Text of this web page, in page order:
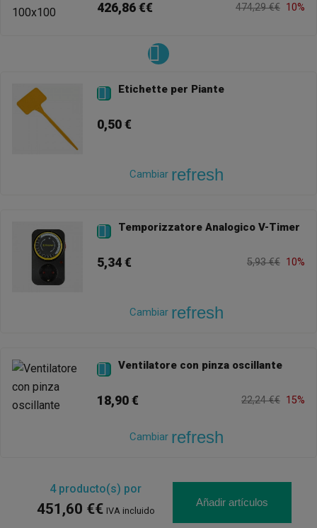
426,86 €€ 474,29 €€ 10%
 Etichette per Piante
0,50 €
Cambiar refresh
 Temporizzatore Analogico V-Timer
5,34 € 5,93 €€ 10%
Cambiar refresh
 Ventilatore con pinza oscillante
18,90 € 22,24 €€ 15%
Cambiar refresh
4producto(s) por
451,60 €€ IVA incluido
Añadir artículos